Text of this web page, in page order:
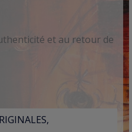
et au retour de